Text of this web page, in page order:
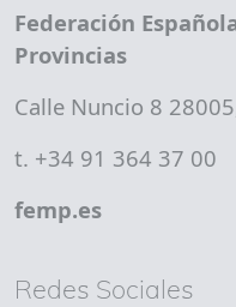
Federación
Provincias
Calle Nuncio 8
t. +34 91 364 37 00
femp.es
Redes Sociales